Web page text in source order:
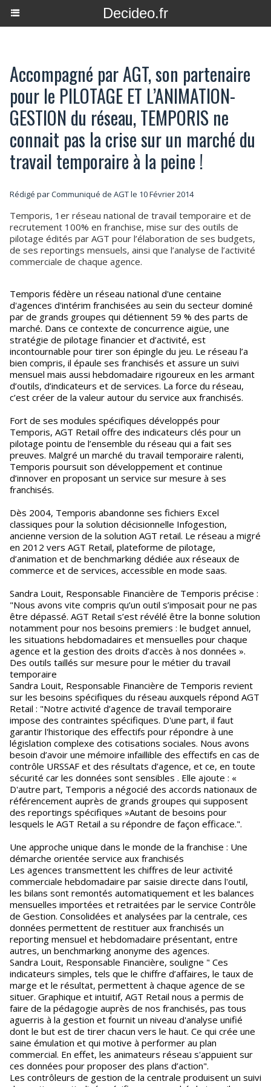
Decideo.fr
Accompagné par AGT, son partenaire
pour le PILOTAGE ET L’ANIMATION-
GESTION du réseau, TEMPORIS ne
connait pas la crise sur un marché du
travail temporaire à la peine !
Rédigé par Communiqué de AGT le 10 Février 2014
Temporis, 1er réseau national de travail temporaire et de
recrutement 100% en franchise, mise sur des outils de
pilotage édités par AGT pour l’élaboration de ses budgets,
de ses reportings mensuels, ainsi que l’analyse de l’activité
commerciale de chaque agence.
Temporis fédère un réseau national d'une centaine
d'agences d'intérim franchisées au sein du secteur dominé
par de grands groupes qui détiennent 59 % des parts de
marché. Dans ce contexte de concurrence aigüe, une
stratégie de pilotage financier et d’activité, est
incontournable pour tirer son épingle du jeu. Le réseau l’a
bien compris, il épaule ses franchisés et assure un suivi
mensuel mais aussi hebdomadaire rigoureux en les armant
d’outils, d’indicateurs et de services. La force du réseau,
c’est créer de la valeur autour du service aux franchisés.
Fort de ses modules spécifiques développés pour
Temporis, AGT Retail offre des indicateurs clés pour un
pilotage pointu de l’ensemble du réseau qui a fait ses
preuves. Malgré un marché du travail temporaire ralenti,
Temporis poursuit son développement et continue
d’innover en proposant un service sur mesure à ses
franchisés.
Dès 2004, Temporis abandonne ses fichiers Excel
classiques pour la solution décisionnelle Infogestion,
ancienne version de la solution AGT retail. Le réseau a migré
en 2012 vers AGT Retail, plateforme de pilotage,
d’animation et de benchmarking dédiée aux réseaux de
commerce et de services, accessible en mode saas.
Sandra Louit, Responsable Financière de Temporis précise :
"Nous avons vite compris qu’un outil s’imposait pour ne pas
être dépassé. AGT Retail s’est révélé être la bonne solution
notamment pour nos besoins premiers : le budget annuel,
les situations hebdomadaires et mensuelles pour chaque
agence et la gestion des droits d’accès à nos données ».
Des outils taillés sur mesure pour le métier du travail
temporaire
Sandra Louit, Responsable Financière de Temporis revient
sur les besoins spécifiques du réseau auxquels répond AGT
Retail : "Notre activité d’agence de travail temporaire
impose des contraintes spécifiques. D'une part, il faut
garantir l'historique des effectifs pour répondre à une
législation complexe des cotisations sociales. Nous avons
besoin d’avoir une mémoire infaillible des effectifs en cas de
contrôle URSSAF et des résultats d’agence, et ce, en toute
sécurité car les données sont sensibles . Elle ajoute : «
D'autre part, Temporis a négocié des accords nationaux de
référencement auprès de grands groupes qui supposent
des reportings spécifiques »Autant de besoins pour
lesquels le AGT Retail a su répondre de façon efficace.".
Une approche unique dans le monde de la franchise : Une
démarche orientée service aux franchisés
Les agences transmettent les chiffres de leur activité
commerciale hebdomadaire par saisie directe dans l'outil,
les bilans sont remontés automatiquement et les balances
mensuelles importées et retraitées par le service Contrôle
de Gestion. Consolidées et analysées par la centrale, ces
données permettent de restituer aux franchisés un
reporting mensuel et hebdomadaire présentant, entre
autres, un benchmarking anonyme des agences.
Sandra Louit, Responsable Financière, souligne " Ces
indicateurs simples, tels que le chiffre d’affaires, le taux de
marge et le résultat, permettent à chaque agence de se
situer. Graphique et intuitif, AGT Retail nous a permis de
faire de la pédagogie auprès de nos franchisés, pas tous
aguerris à la gestion et fournit un niveau d'analyse unifié
dont le but est de tirer chacun vers le haut. Ce qui crée une
saine émulation et qui motive à performer au plan
commercial. En effet, les animateurs réseau s'appuient sur
ces données pour proposer des plans d’action".
Les contrôleurs de gestion de la centrale produisent un suivi